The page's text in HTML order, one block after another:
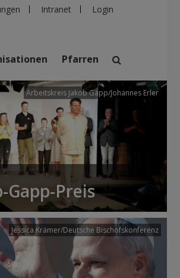
Intranet Login
suchen
Pfarren Einrichtungen
Pfarren
Arbeitskreis Jakob Gapp/Johannes Erler
Gapp-Preis
Jessica Krämer/Deutsche Bischofskonferenz